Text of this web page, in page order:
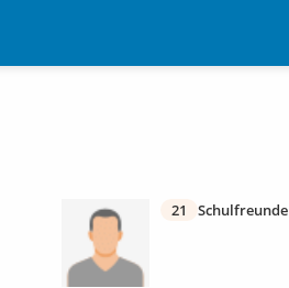
21 Schulfreunde